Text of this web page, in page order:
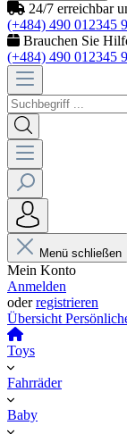
24/7 erreichbar
(+484) 490 012345
Brauchen Sie
(+484) 490 012345
Menü schließen
Mein Konto
Anmelden
oderregistrieren
Übersicht
Toys
Fahrräder
Baby